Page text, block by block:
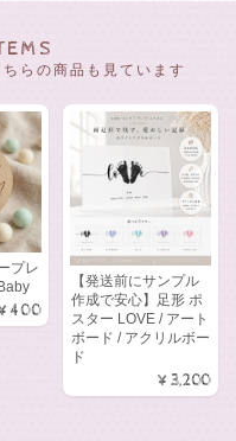
らの商品も見ています
プレ
¥400
【発送前にサンプル
作成で安心】足形 ポ
スター LOVE / アート
ボード / アクリルボー
ド
¥3,200